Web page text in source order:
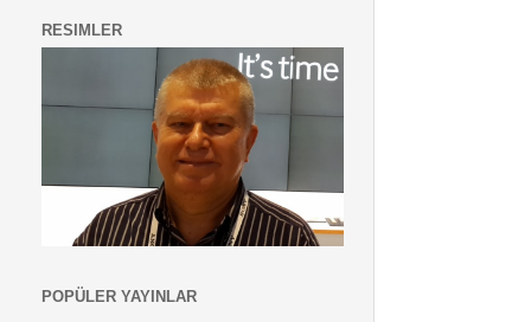
RESIMLER
POPÜLER YAYINLAR